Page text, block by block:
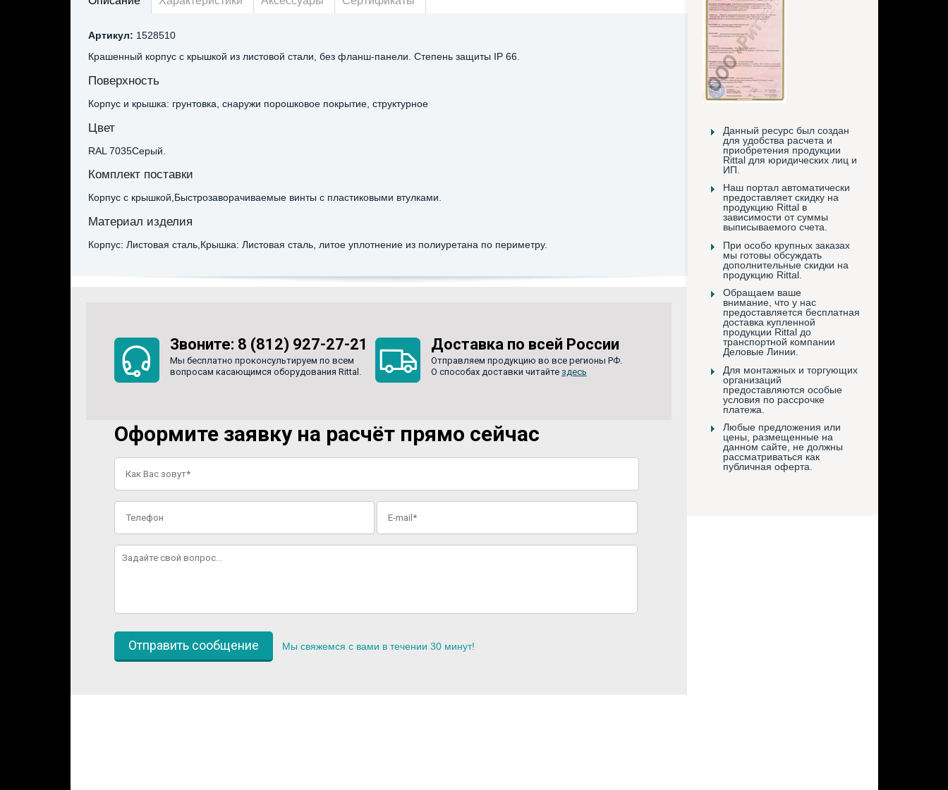
Данный ресурс был создан
для удобства расчета и
приобретения продукции
Rittal для юридических лиц и
ИП.
Наш портал автоматически
предоставляет скидку на
продукцию Rittal в
зависимости от суммы
выписываемого счета.
При особо крупных заказах
мы готовы обсуждать
дополнительные скидки на
продукцию Rittal.
Обращаем ваше
внимание, что у нас
предоставляется бесплатная
доставка купленной
продукции Rittal до
транспортной компании
Деловые Линии.
Для монтажных и торгующих
организаций
предоставляются особые
условия по рассрочке
платежа.
Любые предложения или
цены, размещенные на
данном сайте, не должны
рассматриваться как
публичная оферта.
Артикул: 1528510
Крашенный корпус с крышкой из листовой стали, без фланш-панели. Степень защиты IP 66.
Поверхность
Корпус и крышка: грунтовка, снаружи порошковое покрытие, структурное
Цвет
RAL 7035Серый.
Комплект поставки
Корпус с крышкой,Быстрозаворачиваемые винты с пластиковыми втулками.
Материал изделия
Корпус: Листовая сталь,Крышка: Листовая сталь, литое уплотнение из полиуретана по периметру.
Звоните: 8 (812) 927-27-21
Мы бесплатно проконсультируем по всем
вопросам касающимся оборудования Rittal.
Доставка по всей России
Отправляем продукцию во все регионы РФ.
О способах доставки читайте здесь
Оформите заявку на расчёт прямо сейчас
Мы свяжемся с вами в течении 30 минут!